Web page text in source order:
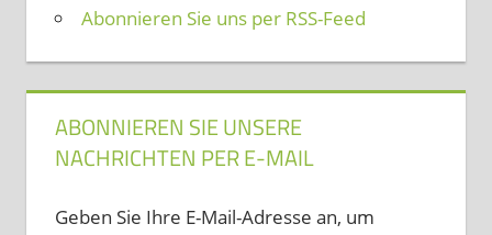
Abonnieren Sie uns per RSS-Feed
ABONNIEREN SIE UNSERE
NACHRICHTEN PER E-MAIL
Geben Sie Ihre E-Mail-Adresse an, um